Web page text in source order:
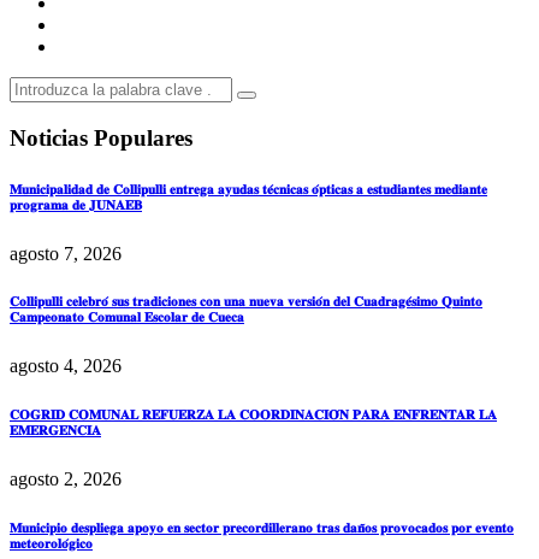
Noticias Populares
𝐌𝐮𝐧𝐢𝐜𝐢𝐩𝐚𝐥𝐢𝐝𝐚𝐝 𝐝𝐞 𝐂𝐨𝐥𝐥𝐢𝐩𝐮𝐥𝐥𝐢 𝐞𝐧𝐭𝐫𝐞𝐠𝐚 𝐚𝐲𝐮𝐝𝐚𝐬 𝐭𝐞́𝐜𝐧𝐢𝐜𝐚𝐬 𝐨́𝐩𝐭𝐢𝐜𝐚𝐬 𝐚 𝐞𝐬𝐭𝐮𝐝𝐢𝐚𝐧𝐭𝐞𝐬 𝐦𝐞𝐝𝐢𝐚𝐧𝐭𝐞
𝐩𝐫𝐨𝐠𝐫𝐚𝐦𝐚 𝐝𝐞 𝐉𝐔𝐍𝐀𝐄𝐁
agosto 7, 2026
𝐂𝐨𝐥𝐥𝐢𝐩𝐮𝐥𝐥𝐢 𝐜𝐞𝐥𝐞𝐛𝐫𝐨́ 𝐬𝐮𝐬 𝐭𝐫𝐚𝐝𝐢𝐜𝐢𝐨𝐧𝐞𝐬 𝐜𝐨𝐧 𝐮𝐧𝐚 𝐧𝐮𝐞𝐯𝐚 𝐯𝐞𝐫𝐬𝐢𝐨́𝐧 𝐝𝐞𝐥 𝐂𝐮𝐚𝐝𝐫𝐚𝐠𝐞́𝐬𝐢𝐦𝐨 𝐐𝐮𝐢𝐧𝐭𝐨
𝐂𝐚𝐦𝐩𝐞𝐨𝐧𝐚𝐭𝐨 𝐂𝐨𝐦𝐮𝐧𝐚𝐥 𝐄𝐬𝐜𝐨𝐥𝐚𝐫 𝐝𝐞 𝐂𝐮𝐞𝐜𝐚
agosto 4, 2026
𝐂𝐎𝐆𝐑𝐈𝐃 𝐂𝐎𝐌𝐔𝐍𝐀𝐋 𝐑𝐄𝐅𝐔𝐄𝐑𝐙𝐀 𝐋𝐀 𝐂𝐎𝐎𝐑𝐃𝐈𝐍𝐀𝐂𝐈𝐎́𝐍 𝐏𝐀𝐑𝐀 𝐄𝐍𝐅𝐑𝐄𝐍𝐓𝐀𝐑 𝐋𝐀
𝐄𝐌𝐄𝐑𝐆𝐄𝐍𝐂𝐈𝐀
agosto 2, 2026
𝐌𝐮𝐧𝐢𝐜𝐢𝐩𝐢𝐨 𝐝𝐞𝐬𝐩𝐥𝐢𝐞𝐠𝐚 𝐚𝐩𝐨𝐲𝐨 𝐞𝐧 𝐬𝐞𝐜𝐭𝐨𝐫 𝐩𝐫𝐞𝐜𝐨𝐫𝐝𝐢𝐥𝐥𝐞𝐫𝐚𝐧𝐨 𝐭𝐫𝐚𝐬 𝐝𝐚𝐧̃𝐨𝐬 𝐩𝐫𝐨𝐯𝐨𝐜𝐚𝐝𝐨𝐬 𝐩𝐨𝐫 𝐞𝐯𝐞𝐧𝐭𝐨
𝐦𝐞𝐭𝐞𝐨𝐫𝐨𝐥𝐨́𝐠𝐢𝐜𝐨